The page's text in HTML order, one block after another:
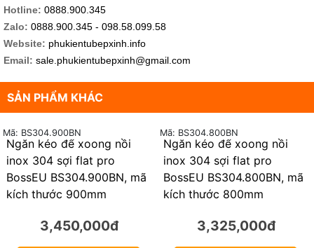
Hotline: 0888.900.345
Zalo: 0888.900.345 - 098.58.099.58
Website: phukientubepxinh.info
Email: sale.phukientubepxinh@gmail.com
SẢN PHẨM KHÁC
Ngăn kéo để xoong nồi
inox 304 sợi flat pro
BossEU BS304.900BN, mã
kích thước 900mm
Mã: BS304.900BN
3,450,000đ
Ngăn kéo để xoong nồi
inox 304 sợi flat pro
BossEU BS304.800BN, mã
kích thước 800mm
Mã: BS304.800BN
3,325,000đ